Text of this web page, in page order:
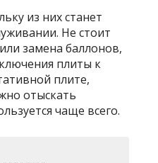
из них станет
Не стоит
замена баллонов,
плиты к
плите,
отыскать
чаще всего.